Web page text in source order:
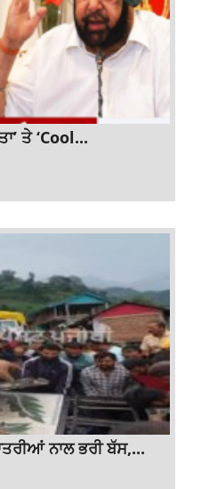
ਤੇ ‘Cool...
ਨਾਲ ਭਰੀ ਬੱਸ,...